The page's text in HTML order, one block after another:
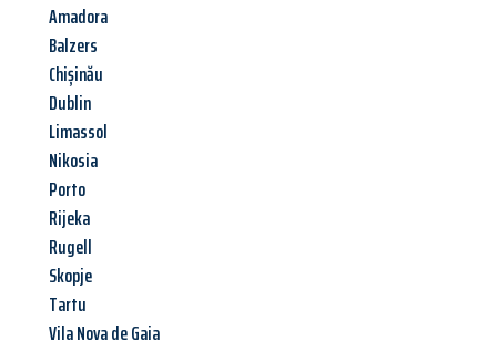
Amadora
Balzers
Chișinău
Dublin
Limassol
Nikosia
Porto
Rijeka
Rugell
Skopje
Tartu
Vila Nova de Gaia